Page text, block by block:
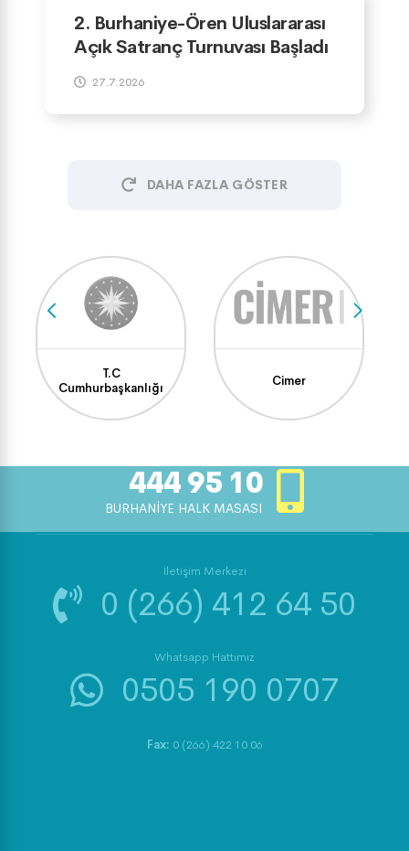
2. Burhaniye-Ören Uluslararası
Açık Satranç Turnuvası Başladı
27.7.2026
DAHA FAZLA GÖSTER
T.C
Cumhurbaşkanlığı
Cimer
444 95 10
BURHANİYE HALK MASASI
İletişim Merkezi
0 (266) 412 64 50
Whatsapp Hattımız
0505 190 0707
Fax: 0 (266) 422 10 06